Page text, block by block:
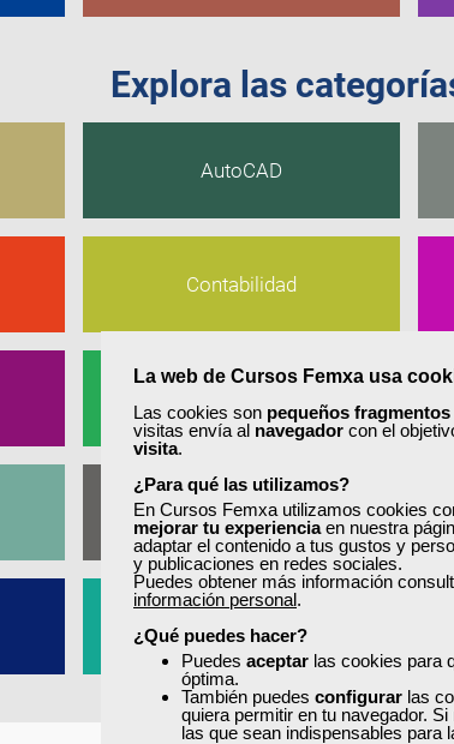
La web de Cursos Femxa usa
Las cookies son pequeños
visitas envía al navegador con el
visita.
¿Para qué las utilizamos?
En Cursos Femxa utilizamos cookies
mejorar tu experienciaen nuestra
adaptar el contenido a tus gustos y
y publicaciones en redes sociales.
Puedes obtener más información
información personal.
¿Qué puedes hacer?
Puedes aceptar las cookies para
óptima.
También puedes configurar las
quiera permitir en tu navegador.
las que sean indispensables para
Explora las
AutoCAD
Contabilidad
Liderazgo y Coaching
Redes Sociales